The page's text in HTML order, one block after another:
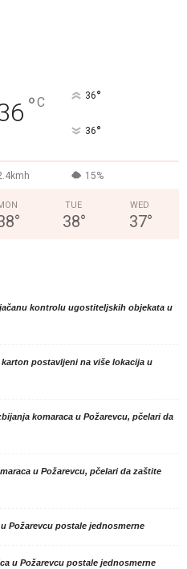
°C 36°
36°
15%
°
TUE
38°
WED
37°
kontrolu ugostiteljskih objekata u
postavljeni na više lokacija u
komaraca u Požarevcu, pčelari da
u Požarevcu, pčelari da zaštite
Požarevcu postale jednosmerne
u Požarevcu postale jednosmerne